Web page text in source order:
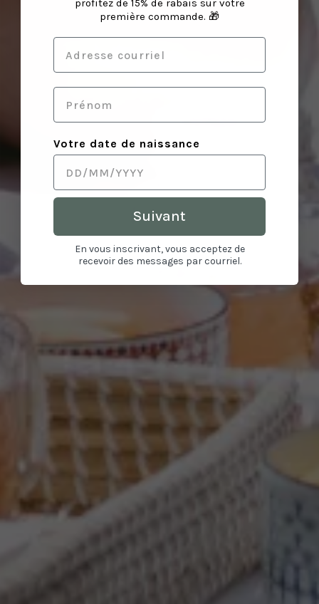
profitez de 15% de rabais sur votre
première commande. 🎁
Votre date de naissance
Suivant
En vous inscrivant, vous acceptez de
recevoir des messages par courriel.